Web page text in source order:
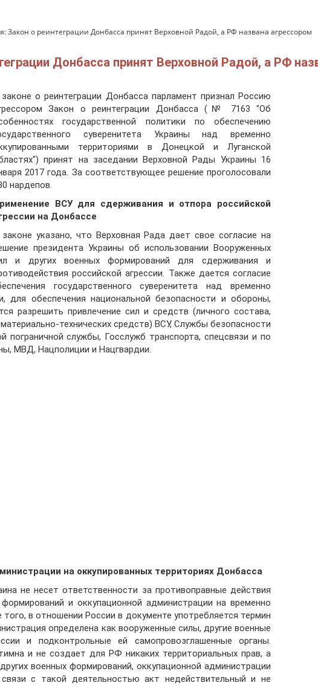
Закон о реинтеграции Донбасса принят Верховной Радой, а РФ названа агрессором
Донбасса принят Верховной Радой, а РФ
о реинтеграции Донбасса парламент признал Россию
Закон о реинтеграции Донбасса (№ 7163 "Об
государственной политики по обеспечению
суверенитета Украины над временно
территориями в Донецкой и Луганской
принят на заседании Верховной Рады Украины 16
2017 года. За соответствующее решение проголосовали
нардепов.
ВСУ для сдерживания и отпора российской
на Донбассе
законе указано, что Верховная Рада дает свое согласие на
президента Украины об использовании Вооруженных
и других военных формирований для сдерживания и
российской агрессии. Также дается согласие
государственного суверенитета над временно
для обеспечения национальной безопасности и обороны,
разрешить привлечение сил и средств (личного состава,
технических средств) ВСУ, Службы безопасности
пограничной службы, Госслужб транспорта, спецсвязи и по
МВД, Нацполиции и Нацгвардии.
на оккупированных территориях Донбасса
не несет ответственности за противоправные действия
и оккупационной администрации на временно
в отношении России в документе употребляется термин
определена как вооруженные силы, другие военные
и подконтрольные ей самопровозглашенные органы.
и не создает для РФ никаких территориальных прав, а
военных формирований, оккупационной администрации
с такой деятельностью акт недействительный и не